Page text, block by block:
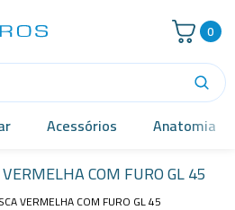
0
Acessórios Anatomia
COM FURO GL 45